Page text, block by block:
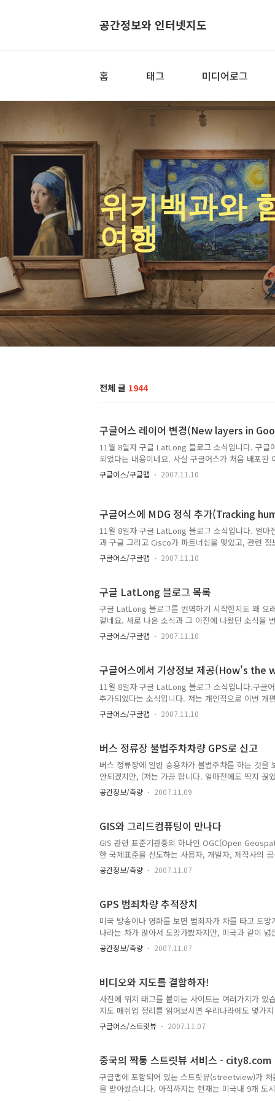
공간정보와 인터넷지도
홈 태그 미디어로그
위키백과와
여행
전체 글 1944
구글어스 레이어 변경(New layers in
11월 8일자 구글 LatLong 블로그 소식입니다. 구글
되었다는 내용이네요. 사실 구글어스가 처음 배포된
어가 추가되다보니, 약간 무질서하기도 하고, 너무 길
는데, 이번 개편으로 상당히 깨끗하게 정리된 것 같습
라의 국가이름은 영어와 함께 한국어로도 표시되는
노란색으로 대한민국 및 북한이 표시되어 있음을 보
http://google-latlong.blogspot.com/2007/11/
구글어스/구글맵 2007.11.10
구글어스에 MDG 정식 추가(Tracking
11월 8일자 구글 LatLong 블로그 소식입니다. 얼마
과 구글 그리고 Cisco가 파트너십을 맺었고, 관련
글어스의 레이어로 채택되었다는 내용입니다. 바로
이므로, 기술적으로는 별로 드릴 말씀은 없습니다.
이콘을 클릭했을 때 나타나는 내용입니다. 이쪽을
여드리고 싶었기 때문이었습니다. ..
구글어스/구글맵 2007.11.10
구글 LatLong 블로그 목록
구글 LatLong 블로그를 번역하기 시작한지도 꽤 오
같네요. 새로 나온 소식과 그 이전에 나왔던 소식을
들게 되었습니다.그때까지는개별 포스트에 목록을
무의미하다고 되어, 각 글속에 포함된 목록을 지워
새로운 세계가 열립니다.(A new world
Kansas, Tonad..
구글어스/구글맵 2007.11.10
구글어스에서 기상정보 제공(How's the
11월 8일자 구글 LatLong 블로그 소식입니다.구글
추가되었다는 소식입니다. 저는 개인적으로 이번
이라면 8월초에 작성한 아름다운 지구와 실시간 구
때 제가 실시간 구름 영상을 보며 상당히 감탄했던
알수 있게 된 것입니다. (아래는 블루마블을 띄웠을
마블에서 볼 수 있는 아름다운 지구..
구글어스/구글맵 2007.11.10
버스 정류장 불법주차차량 GPS로 신고
버스 정류장에 일반 승용차가 불법주차를 하는 것
안되겠지만, (저는 가끔 합니다. 얼마전에도 딱지
에 정차를 하게 되어 교통 체증이 극심해진다는 것
를 하면 되지만, 문제는 신고하기가 어렵다는 것입
가 버튼하나만 누르면 자동으로 신고가 되는 것입
beware에 들어가시면 보실 수 있는데요..
공간정보/측량 2007.11.09
GIS와 그리드컴퓨팅이 만나다
GIS 관련 표준기관중의 하나인 OGC(Open
한 국제표준을 선도하는 사용자, 개발자, 제작사의
합니다. Grid Today에 따르면 목적은 다음과 같습
Service (WPS) Specification with a range of
공간정보/측량 2007.11.07
GPS 범죄차량 추적장치
미국 방송이나 영화를 보면 범죄자가 차를 타고 도
나라는 차가 많아서 도망가봤자지만, 미국과 같이
면 사실상 범인을 검거하기 어렵기 때문에 그런 일
게 보지만, 추격전을 벌이면 경찰이나 범인 모두 위
저 비디오를 보시죠. (좀 깁니다. ㅠㅠ) 이 장치를
http://starchase.org/how..
공간정보/측량 2007.11.07
비디오와 지도를 결합하자!
사진에 위치 태그를 붙이는 사이트는 여러가지가
지도 매쉬업 정리를 읽어보시면 우리나라에도 몇가
지도를 결합하는 서비스를 소개시켜드립니다
됩니다. (Javascrip와 Flash가 있어야 보실 수 있습
해 추출했을 것으로 보입니다. 생각해보면 이런 서비
겁니다. 스트릿뷰는 360도를 돌려볼 ..
구글어스/스트릿뷰 2007.11.07
중국의 짝퉁 스트릿뷰 서비스 - city8.com
구글맵에 포함되어 있는 스트릿뷰(streetview)가 처
을 받아왔습니다. 아직까지는 현재는 미국내 9개 도